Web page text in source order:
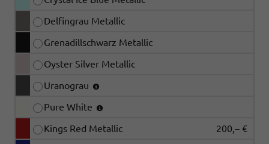
Delfingrau Metallic
Grenadillschwarz Metallic
Oyster Silver Metallic
Uranograu
Pure White
Kings Red Metallic
200,– €